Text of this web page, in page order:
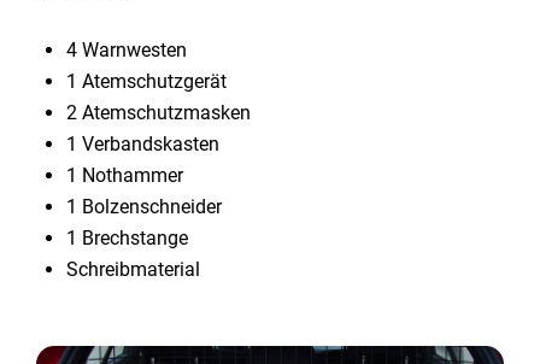
4 Warnwesten
1 Atemschutzgerät
2 Atemschutzmasken
1 Verbandskasten
1 Nothammer
1 Bolzenschneider
1 Brechstange
Schreibmaterial